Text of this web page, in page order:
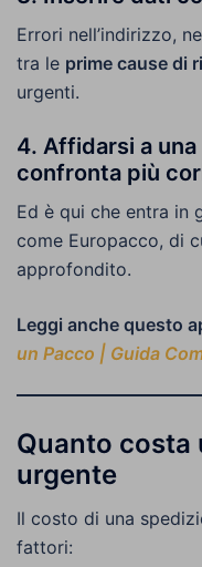
Errori nell’indirizzo,
tra le prime cause di
urgenti.
4. Affidarsi a
confronta più
Ed è qui che entra in
come Europacco, di
approfondito.
Leggi anche questo
un Pacco | Guida
Quanto costa
urgente
Il costo di una
fattori: